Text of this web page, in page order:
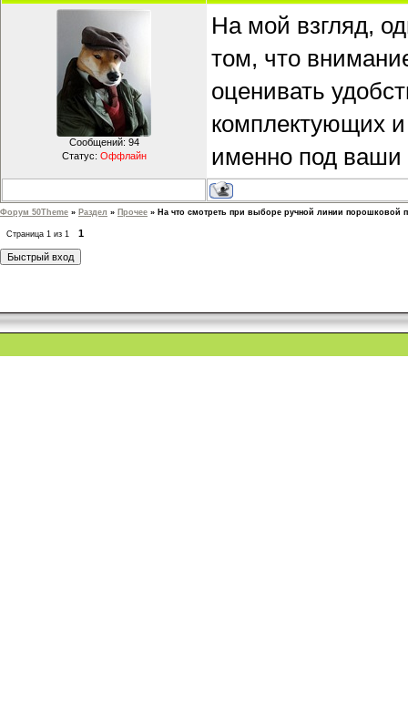
Сообщений: 94
Статус: Оффлайн
На мой взгляд,
том, что
оценивать
комплектующих и
именно под ваши
Форум 50Theme » Раздел » Прочее » На что смотреть при выборе ручной линии порошковой
Страница 1 из 1 1